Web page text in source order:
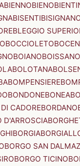
BIENNOBIENO
BISENTI
BLEGGIO
BOCCIOLETO
BOIANOBOISSANO
BOLOTANA
BOMPENSIERE
BONDONEBONEA
CADOREBORDANO
D'ARROSCIA
BORGIA
BORGO SAN
BORGO TICINO